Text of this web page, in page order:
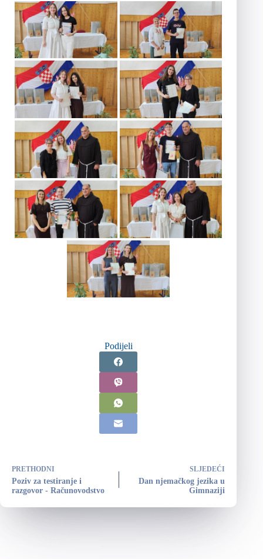
Podijeli
PRETHODNI
Poziv za testiranje i
razgovor - Računovodstvo
SLJEDEĆI
Dan njemačkog jezika u
Gimnaziji